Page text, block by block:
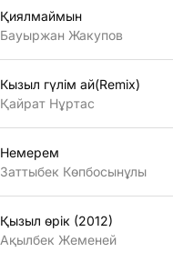
Қиялмаймын
Бауыржан Жакупов
Кызыл гүлiм ай(Remix)
Қайрат Нұртас
Немерем
Заттыбек Көпбосынұлы
Қызыл өрiк (2012)
Ақылбек Жеменей